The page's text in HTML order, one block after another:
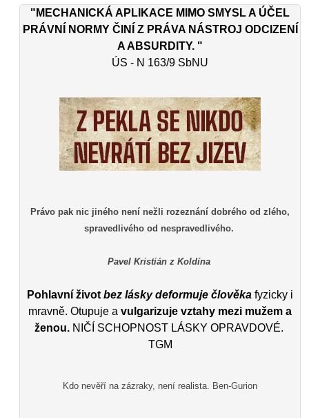
"MECHANICKÁ APLIKACE MIMO SMYSL A ÚČEL
PRÁVNÍ NORMY ČINÍ Z PRÁVA NÁSTROJ ODCIZENÍ
A ABSURDITY. "
ÚS - N 163/9 SbNU
Právo pak nic jiného není nežli rozeznání dobrého od zlého,
spravedlivého od nespravedlivého.
Pavel Kristián z Koldína
Pohlavní život bez lásky deformuje člověka fyzicky i
mravně. Otupuje avulgarizuje vztahy mezi mužem a
ženou. NIČÍ SCHOPNOST LÁSKY OPRAVDOVÉ.
TGM
Kdo nevěří na zázraky, není realista. Ben-Gurion